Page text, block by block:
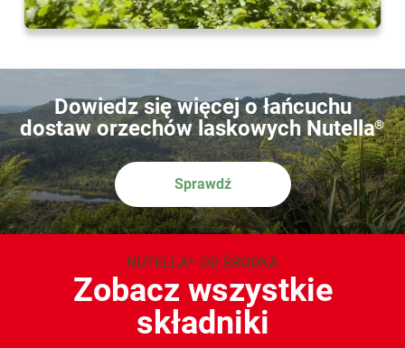
Dowiedz się więcej o łańcuchu
dostaw orzechów laskowych Nutella®
Sprawdź
NUTELLA® OD ŚRODKA
Zobacz wszystkie
składniki